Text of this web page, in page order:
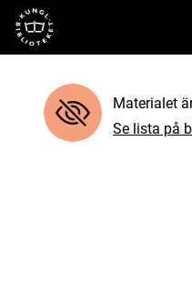
Till startsidan
Materialet
Se lista på